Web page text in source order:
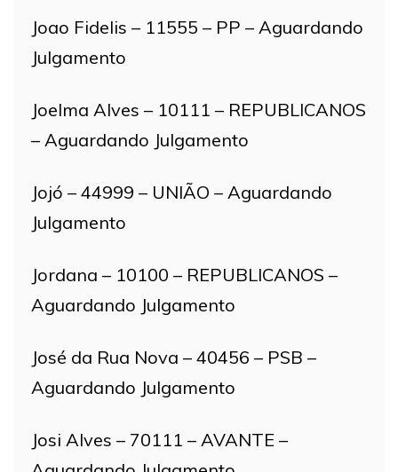
Joao Fidelis – 11555 – PP – Aguardando
Julgamento
Joelma Alves – 10111 – REPUBLICANOS
– Aguardando Julgamento
Jojó – 44999 – UNIÃO – Aguardando
Julgamento
Jordana – 10100 – REPUBLICANOS –
Aguardando Julgamento
José da Rua Nova – 40456 – PSB –
Aguardando Julgamento
Josi Alves – 70111 – AVANTE –